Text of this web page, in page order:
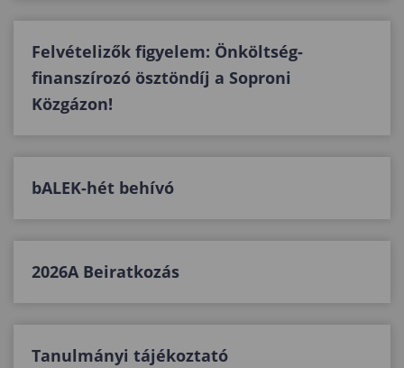
Felvételizők figyelem: Önköltség-
finanszírozó ösztöndíj a Soproni
Közgázon!
bALEK-hét behívó
2026A Beiratkozás
Tanulmányi tájékoztató